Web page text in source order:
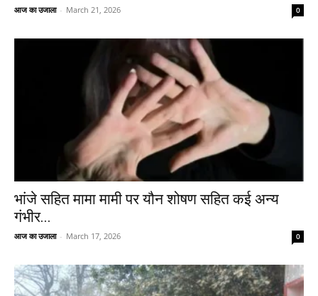
आज का उजाला - March 21, 2026 0
भांजे सहित मामा मामी पर यौन शोषण सहित कई अन्य
गंभीर...
आज का उजाला - March 17, 2026 0